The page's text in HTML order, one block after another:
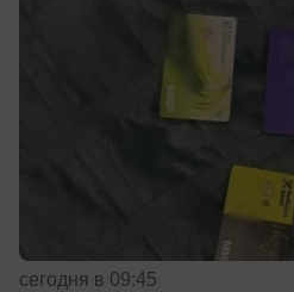
сегодня в 09:45